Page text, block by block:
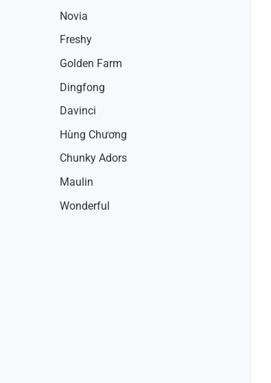
Novia
Freshy
Golden Farm
Dingfong
Davinci
Hùng Chương
Chunky Adors
Maulin
Wonderful